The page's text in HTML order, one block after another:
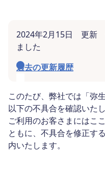
2024年2月15日 更新
ました
過去の更新履歴
このたび、弊社では「弥
以下の不具合を確認いたし
ご利用のお客さまにはこ
ともに、不具合を修正す
内いたします。